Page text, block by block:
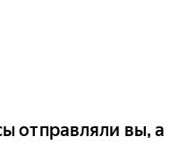
отправляли вы, а